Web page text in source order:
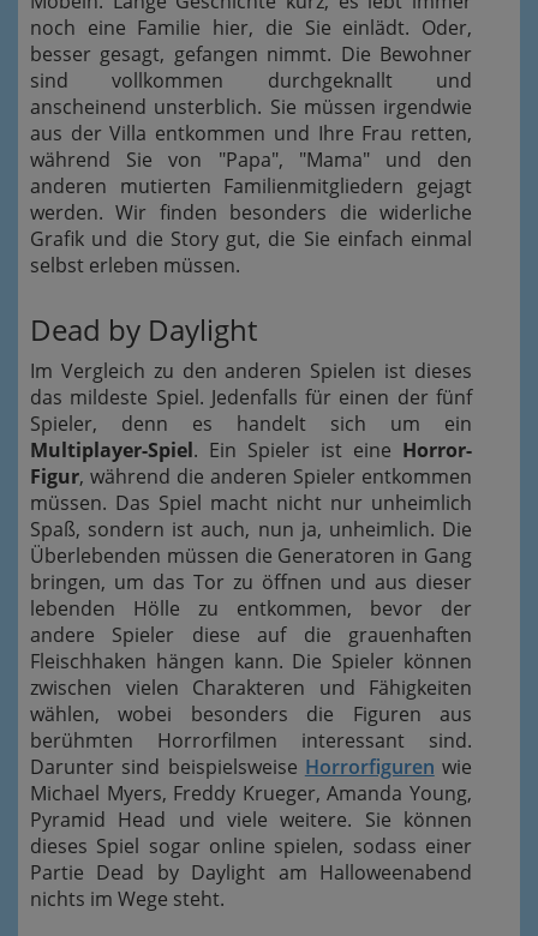
noch eine Familie hier, die Sie einlädt. Oder,
besser gesagt, gefangen nimmt. Die Bewohner
sind vollkommen durchgeknallt und
anscheinend unsterblich. Sie müssen irgendwie
aus der Villa entkommen und Ihre Frau retten,
während Sie von "Papa", "Mama" und den
anderen mutierten Familienmitgliedern gejagt
werden. Wir finden besonders die widerliche
Grafik und die Story gut, die Sie einfach einmal
selbst erleben müssen.
Dead by Daylight
Im Vergleich zu den anderen Spielen ist dieses
das mildeste Spiel. Jedenfalls für einen der fünf
Spieler, denn es handelt sich um ein
Multiplayer-Spiel. Ein Spieler ist eine Horror-
Figur, während die anderen Spieler entkommen
müssen. Das Spiel macht nicht nur unheimlich
Spaß, sondern ist auch, nun ja, unheimlich. Die
Überlebenden müssen die Generatoren in Gang
bringen, um das Tor zu öffnen und aus dieser
lebenden Hölle zu entkommen, bevor der
andere Spieler diese auf die grauenhaften
Fleischhaken hängen kann. Die Spieler können
zwischen vielen Charakteren und Fähigkeiten
wählen, wobei besonders die Figuren aus
berühmten Horrorfilmen interessant sind.
Darunter sind beispielsweise Horrorfiguren wie
Michael Myers, Freddy Krueger, Amanda Young,
Pyramid Head und viele weitere. Sie können
dieses Spiel sogar online spielen, sodass einer
Partie Dead by Daylight am Halloweenabend
nichts im Wege steht.